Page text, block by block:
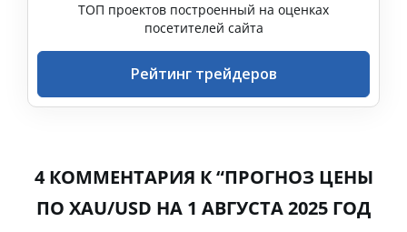
ТОП проектов построенный на оценках
посетителей сайта
Рейтинг трейдеров
4 КОММЕНТАРИЯ К “ПРОГНОЗ ЦЕНЫ
ПО XAU/USD НА 1 АВГУСТА 2025 ГОД